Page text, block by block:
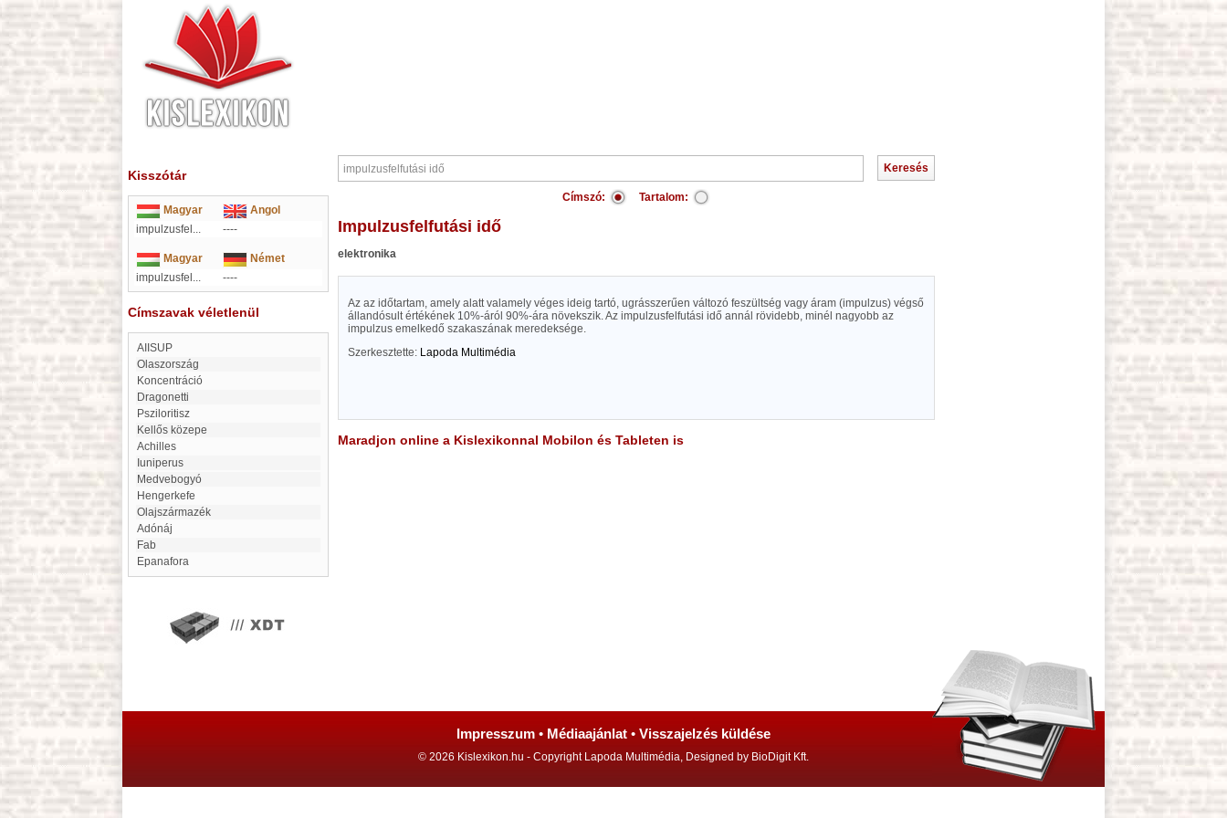
Kisszótár
Magyar
Angol
impulzusfel...
----
Magyar
Német
impulzusfel...
----
Címszavak véletlenül
AIISUP
Olaszország
koncentráció
Dragonetti
Psziloritisz
Kellős közepe
Achilles
iuniperus
Medvebogyó
Hengerkefe
Olajszármazék
Adónáj
Fab
epanafora
Címszó: Tartalom:
impulzusfelfutási idő
elektronika
Az az időtartam, amely alatt valamely véges ideig tartó, ugrásszerűen változó feszültség vagy áram (impulzus) végső
állandósult értékének 10%-áról 90%-ára növekszik. Az impulzusfelfutási idő annál rövidebb, minél nagyobb az
impulzus emelkedő szakaszának meredeksége.
Szerkesztette: Lapoda Multimédia
Maradjon online a Kislexikonnal Mobilon és Tableten is
Impresszum • Médiaajánlat • Visszajelzés küldése
© 2026 Kislexikon.hu - Copyright Lapoda Multimédia, Designed by BioDigit Kft.